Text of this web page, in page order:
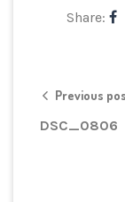
Share:
Previous
DSC_0806